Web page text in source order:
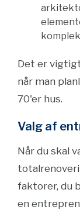
Det er
når man
70'er hus.
Valg af
Når du skal
faktorer, du
en